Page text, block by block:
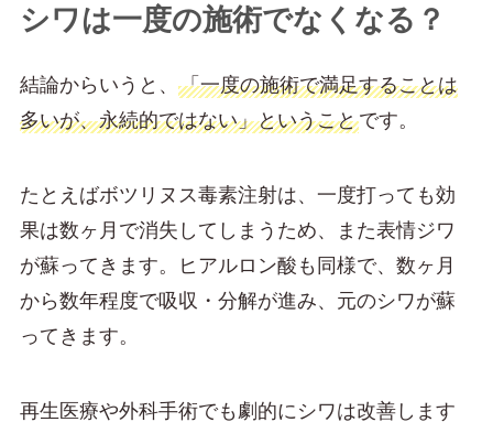
シワは一度の施術でなくなる？
結論からいうと、 「一度の施術で満足することは
多いが、永続的ではない」ということです。
たとえばボツリヌス毒素注射は、一度打っても効
果は数ヶ月で消失してしまうため、また表情ジワ
が蘇ってきます。ヒアルロン酸も同様で、数ヶ月
から数年程度で吸収・分解が進み、元のシワが蘇
ってきます。
再生医療や外科手術でも劇的にシワは改善します